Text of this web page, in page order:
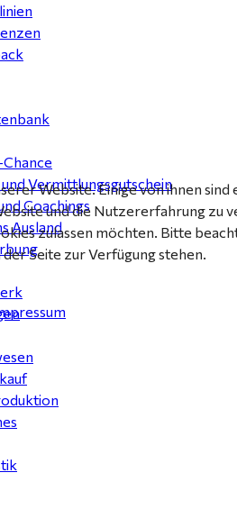
Vermittlungsgutschein
Coachings
Ausland
Website. Einige von ihnen
und die Nutzererfahrung zu
zulassen möchten. Bitte
Seite zur Verfügung stehen.